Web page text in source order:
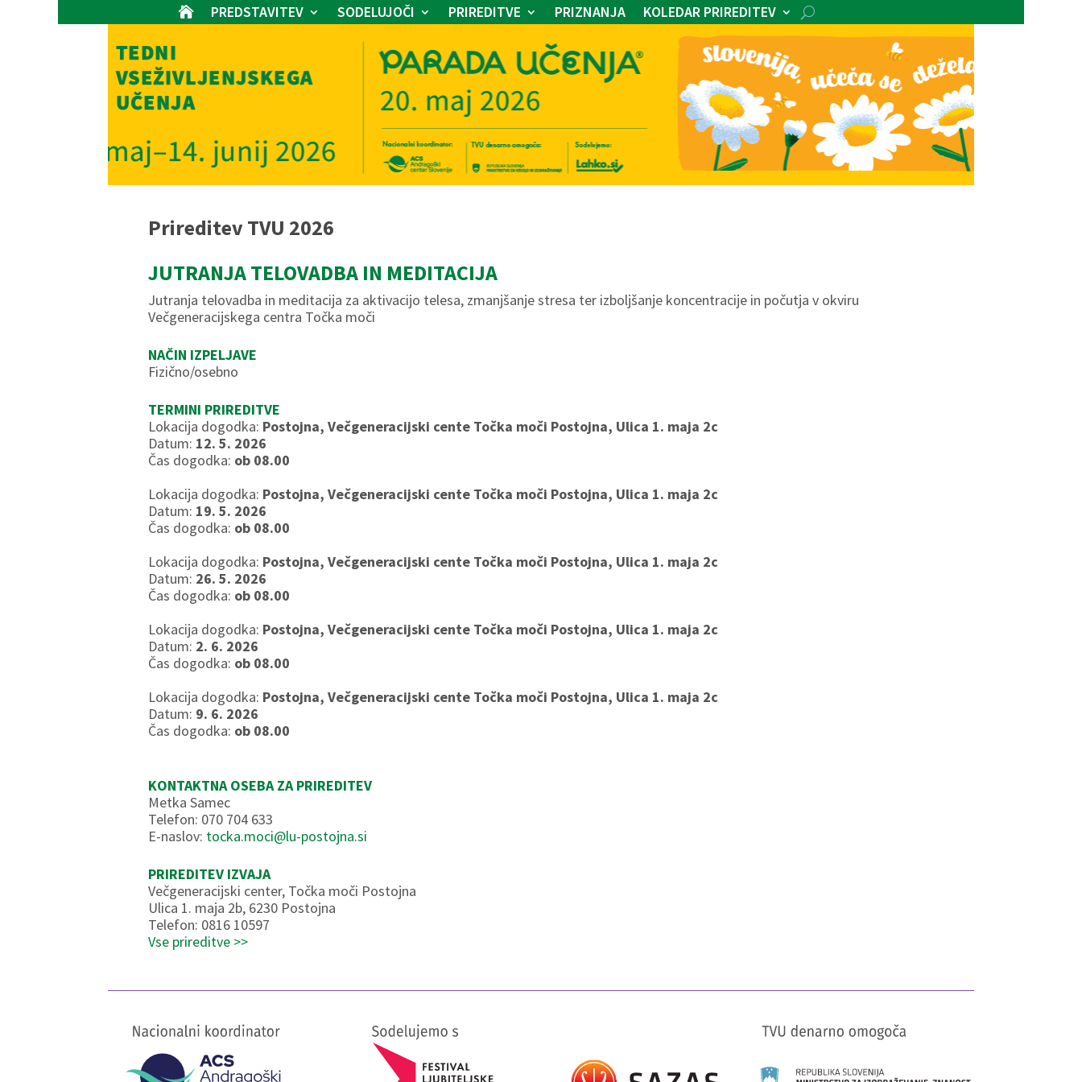
 PREDSTAVITEV SODELUJOČI PRIREDITVE PRIZNANJA KOLEDAR PRIREDITEV
Prireditev TVU 2026
JUTRANJA TELOVADBA IN MEDITACIJA
Jutranja telovadba in meditacija za aktivacijo telesa, zmanjšanje stresa ter izboljšanje koncentracije in počutja v okviru
Večgeneracijskega centra Točka moči
NAČIN IZPELJAVE
Fizično/osebno
TERMINI PRIREDITVE
Lokacija dogodka: Postojna, Večgeneracijski cente Točka moči Postojna, Ulica 1. maja 2c
Datum: 12. 5. 2026
Čas dogodka: ob 08.00
Lokacija dogodka: Postojna, Večgeneracijski cente Točka moči Postojna, Ulica 1. maja 2c
Datum: 19. 5. 2026
Čas dogodka: ob 08.00
Lokacija dogodka: Postojna, Večgeneracijski cente Točka moči Postojna, Ulica 1. maja 2c
Datum: 26. 5. 2026
Čas dogodka: ob 08.00
Lokacija dogodka: Postojna, Večgeneracijski cente Točka moči Postojna, Ulica 1. maja 2c
Datum: 2. 6. 2026
Čas dogodka: ob 08.00
Lokacija dogodka: Postojna, Večgeneracijski cente Točka moči Postojna, Ulica 1. maja 2c
Datum: 9. 6. 2026
Čas dogodka: ob 08.00
KONTAKTNA OSEBA ZA PRIREDITEV
Metka Samec
Telefon: 070 704 633
E-naslov: tocka.moci@lu-postojna.si
PRIREDITEV IZVAJA
Večgeneracijski center, Točka moči Postojna
Ulica 1. maja 2b, 6230 Postojna
Telefon: 0816 10597
Vse prireditve >>